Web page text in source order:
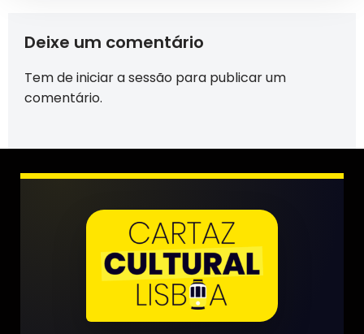
Deixe um comentário
Tem deiniciar a sessão para publicar um
comentário.